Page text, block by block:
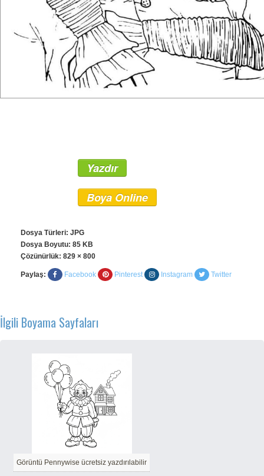
Yazdır
Boya Online
Dosya Türleri: JPG
Dosya Boyutu: 85 KB
Çözünürlük: 829 × 800
Paylaş: Facebook Pinterest Instagram Twitter
İlgili Boyama Sayfaları
Görüntü Pennywise ücretsiz yazdırılabilir